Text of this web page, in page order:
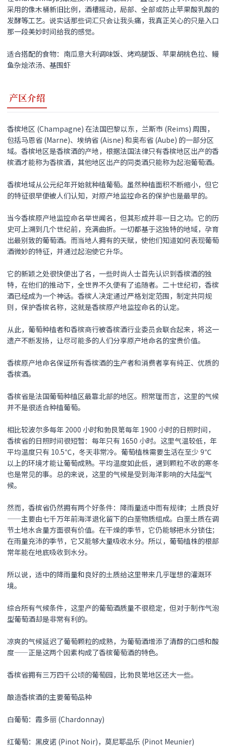
采用的像木桶新旧比例，酒槽摇动，局部、全部或防止苹果酸乳酸的
发酵等工艺。说实话那些词汇只会让我头痛，我真正关心的只是入口
那一段美妙时间给我的感觉。
适合搭配的食物：南瓜意大利调味饭、烤鸡腿饭、苹果胡桃色拉、鳗
鱼杂烩浓汤、基围虾
产区介绍
香槟地区 (Champagne) 在法国巴黎以东，兰斯市 (Reims) 周围，
包括马恩省 (Marne)、埃纳省 (Aisne) 和奥布省 (Aube) 的一部分区
域。香槟地区是香槟酒的产地，根据法国法律只有香槟地区出产的香
槟酒才能称为香槟酒，其他地区出产的同类酒只能称为起泡葡萄酒。
香槟地域从公元纪年开始就种植葡萄。虽然种植面积不断缩小，但它
的特征很早便被人们认知，对原产地监控命名的保护也是最早的。
当今香槟原产地监控命名举世闻名，但其形成并非一日之功。它的历
史可上溯到几个世纪前，充满曲折。一切都基于这独特的地域，孕育
出最别致的葡萄酒。而当地人拥有的天赋，使他们知道如何表现葡萄
酒微妙的特征，并通过起泡使它升华。
它的新颖之处很快便出了名，一些时尚人士首先认识到香槟酒的独
特，在他们的推动下，全世界不久便有了追随者。二十世纪初，香槟
酒已经成为一个神话。香槟人决定通过严格划定范围，制定共同规
则，保护香槟名称，这就是香槟原产地监控命名的认定。
从此，葡萄种植者和香槟商行被香槟酒行业委员会联合起来，将这一
遗产不断发扬，让尽可能多的人们分享原产地命名的宝贵价值。
香槟原产地命名保证所有香槟酒的生产者和消费者享有纯正、优质的
香槟酒。
香槟省是法国葡萄种植区最靠北部的地区。照常理而言，这里的气候
并不是很适合种植葡萄。
相比较波尔多每年 2000 小时和勃艮第每年 1900 小时的日照时间，
香槟省的日照时间很短暂：每年只有 1650 小时。这里气温较低，年
平均温度只有 10.5℃，冬天非常冷。葡萄植株需要生活在至少 9℃
以上的环境才能让葡萄成熟。平均温度如此低，遇到颗粒不收的寒冬
也是常见的事。总的来说，这里的气候是受到海洋影响的大陆型气
候。
然而，香槟省仍然拥有两个好条件：降雨量适中而有规律；土质良好
——主要由七千万年前海洋退化留下的白垩物质组成。白垩土质在调
节土地水含量方面很有价值。在干燥的季节，它仍能够把水分锁住；
在雨量充沛的季节，它又能够大量吸收水分。所以，葡萄植株的根部
常年能在地底吸收到水分。
所以说，适中的降雨量和良好的土质给这里带来几乎理想的灌溉环
境。
综合所有气候条件，这里产的葡萄酒质量不很稳定，但对于制作气泡
型葡萄酒却是非常有利的。
凉爽的气候延迟了葡萄颗粒的成熟，为葡萄酒增添了清醇的口感和酸
度——正是这两个因素构成了香槟葡萄酒的特色。
香槟省拥有三万四千公顷的葡萄园，比勃艮第地区还大一些。
酿造香槟酒的主要葡萄品种
白葡萄：霞多丽 (Chardonnay)
红葡萄：黑皮诺 (Pinot Noir)，莫尼耶品乐 (Pinot Meunier)